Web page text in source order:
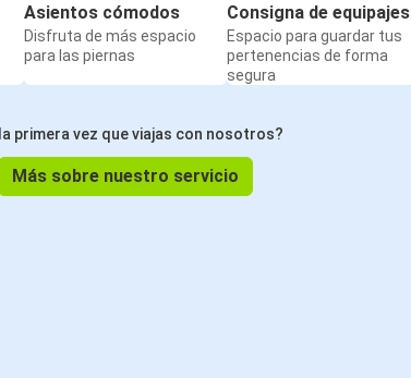
Asientos cómodos
Disfruta de más espacio
para las piernas
Consigna de equipajes
Espacio para guardar tus
pertenencias de forma
segura
primera vez que viajas con nosotros?
Más sobre nuestro servicio